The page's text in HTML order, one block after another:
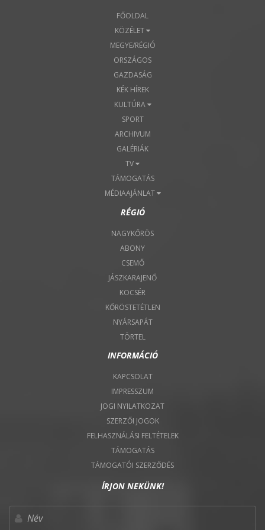
FŐOLDAL
KÖZÉLET
MEGYE/RÉGIÓ
ORSZÁGOS
GAZDASÁG
KÉK HÍREK
KULTÚRA
SPORT
ARCHIVUM
GALÉRIÁK
TV
TÁMOGATÁS
MÉDIAAJÁNLAT
RÉGIÓ
NAGYKŐRÖS
ABONY
CSEMŐ
JÁSZKARAJENŐ
KOCSÉR
KŐRÖSTETÉTLEN
NYÁRSAPÁT
TÖRTEL
INFORMÁCIÓ
KAPCSOLAT
IMPRESSZUM
JOGI NYILATKOZAT
SZERZŐI JOGOK
FELHASZNÁLÁSI FELTÉTELEK
TÁMOGATÁS
TÁMOGATÓI SZERZŐDÉS
ÍRJON NEKÜNK!